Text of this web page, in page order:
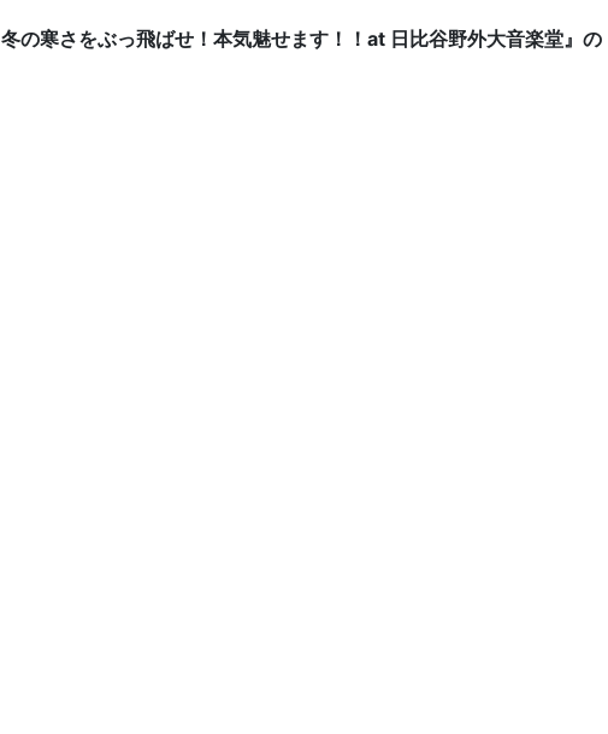
寒さをぶっ飛ばせ！本気魅せます！！at 日比谷野外大音楽堂』の